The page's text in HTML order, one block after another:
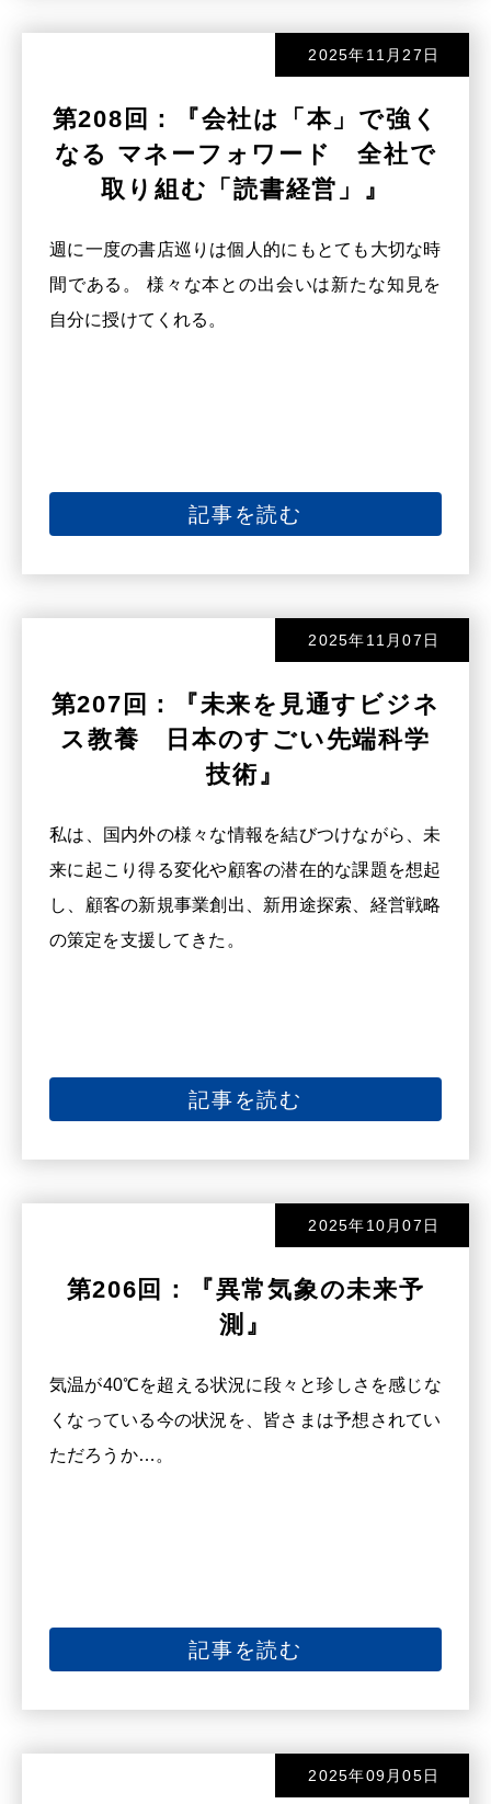
2025年11月27日
第208回：『会社は「本」で強く
なる マネーフォワード 全社で
取り組む「読書経営」』
週に一度の書店巡りは個人的にもとても大切な時
間である。 様々な本との出会いは新たな知見を
自分に授けてくれる。
記事を読む
2025年11月07日
第207回：『未来を見通すビジネ
ス教養 日本のすごい先端科学
技術』
私は、国内外の様々な情報を結びつけながら、未
来に起こり得る変化や顧客の潜在的な課題を想起
し、顧客の新規事業創出、新用途探索、経営戦略
の策定を支援してきた。
記事を読む
2025年10月07日
第206回：『異常気象の未来予
測』
気温が40℃を超える状況に段々と珍しさを感じな
くなっている今の状況を、皆さまは予想されてい
ただろうか…。
記事を読む
2025年09月05日